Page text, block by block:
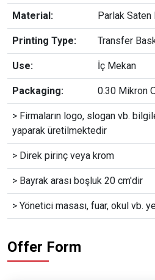
Material: Parlak Saten
Printing Type: Transfer
Use: İç Mekan
Packaging: 0.30 Mikron
> Firmaların logo, slogan vb.
yaparak üretilmektedir
> Direk pirinç veya krom
> Bayrak arası boşluk 20 cm'dir
> Yönetici masası, fuar, okul vb.
Offer Form